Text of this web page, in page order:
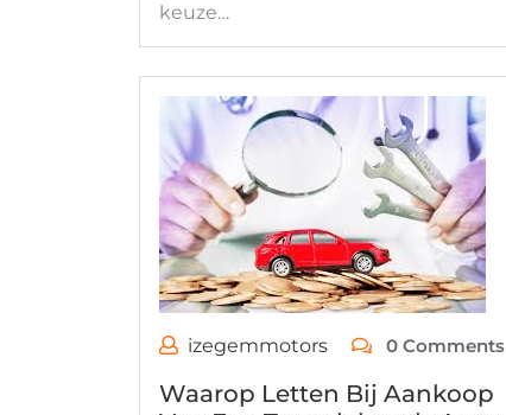
keuze…
izegemmotors 0 Comments
Waarop Letten Bij Aankoop